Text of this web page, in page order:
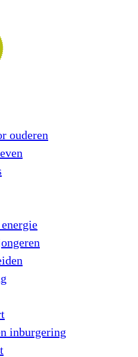
ouderen
inburgering